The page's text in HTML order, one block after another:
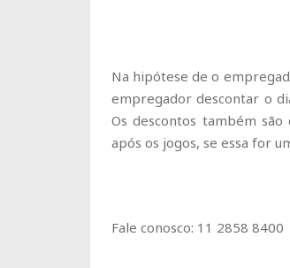
Na hipótese de o
empregador descontar o
Os descontos também
após os jogos, se essa for
Fale conosco: 11 2858 8400